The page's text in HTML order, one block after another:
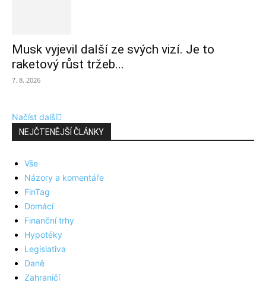
Musk vyjevil další ze svých vizí. Je to
raketový růst tržeb...
7. 8. 2026
Načíst další
NEJČTENĚJŠÍ ČLÁNKY
Vše
Názory a komentáře
FinTag
Domácí
Finanční trhy
Hypotéky
Legislativa
Daně
Zahraničí